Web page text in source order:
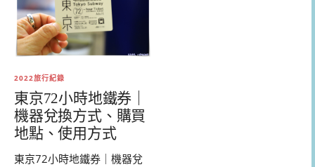
2022旅行紀錄
東京72小時地鐵券｜
機器兌換方式、購買
地點、使用方式
東京72小時地鐵券｜機器兌